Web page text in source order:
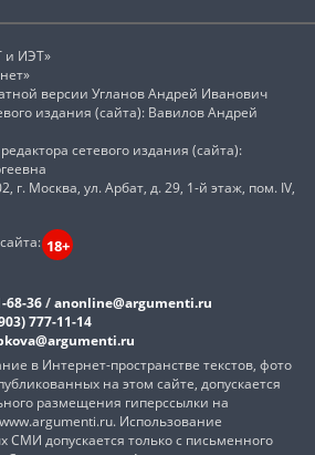
и ИЭТ»
версии Угланов Андрей Иванович
издания (сайта): Вавилов Андрей
сетевого издания (сайта):
г. Москва, ул. Арбат, д. 29, 1-й этаж, пом. IV,
18+
68-36/anonline@argumenti.ru
777-11-14
в Интернет-пространстве текстов, фото
на этом сайте, допускается
размещения гиперссылки на
Использование
СМИ допускается только с письменного